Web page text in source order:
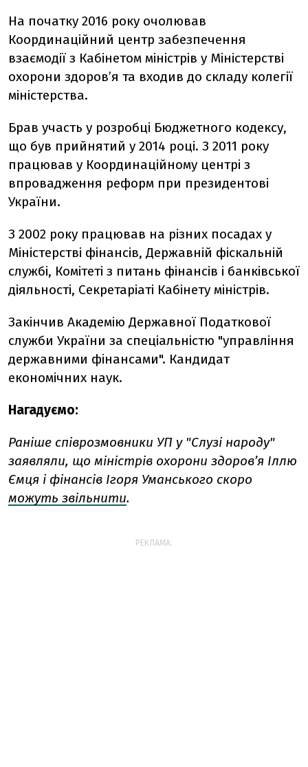
На початку 2016 року очолював
Координаційний центр забезпечення
взаємодії з Кабінетом міністрів у Міністерстві
охорони здоров’я та входив до складу колегії
міністерства.
Брав участь у розробці Бюджетного кодексу,
що був прийнятий у 2014 році. З 2011 року
працював у Координаційному центрі з
впровадження реформ при президентові
України.
З 2002 року працював на різних посадах у
Міністерстві фінансів, Державній фіскальній
службі, Комітеті з питань фінансів і банківської
діяльності, Секретаріаті Кабінету міністрів.
Закінчив Академію Державної Податкової
служби України за спеціальністю "управління
державними фінансами". Кандидат
економічних наук.
Нагадуємо:
Раніше співрозмовники УП у "Слузі народу"
заявляли, що міністрів охорони здоров’я Іллю
Ємця і фінансів Ігоря Уманського скоро
можуть звільнити.
РЕКЛАМА: